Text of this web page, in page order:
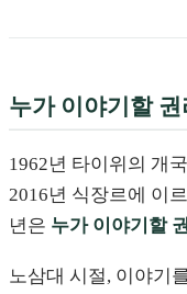
누가 이야기할
1962년 타이위의 개
2016년 식장르에 이
년은 누가 이야기할
노삼대 시절, 이야기